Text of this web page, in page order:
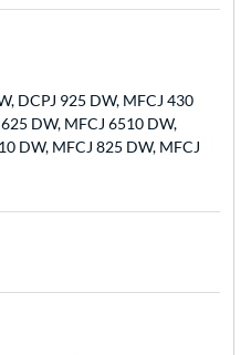
DCPJ 925 DW, MFCJ 430
DW, MFCJ 6510 DW,
DW, MFCJ 825 DW, MFCJ